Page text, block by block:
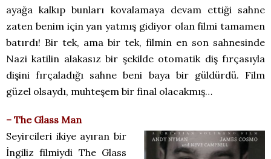
ayağa kalkıp bunları kovalamaya devam ettiği sahne
zaten benim için yan yatmış gidiyor olan filmi tamamen
batırdı! Bir tek, ama bir tek, filmin en son sahnesinde
Nazi katilin alakasız bir şekilde otomatik diş fırçasıyla
dişini fırçaladığı sahne beni baya bir güldürdü. Film
güzel olsaydı, muhteşem bir final olacakmış…
– The Glass Man
Seyircileri ikiye ayıran bir
İngiliz filmiydi The Glass